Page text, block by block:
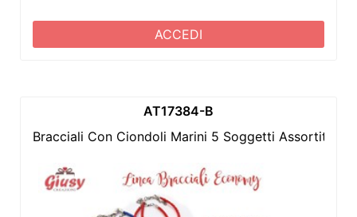
ACCEDI
AT17384-B
Bracciali Con Ciondoli Marini 5 Soggetti Assortiti